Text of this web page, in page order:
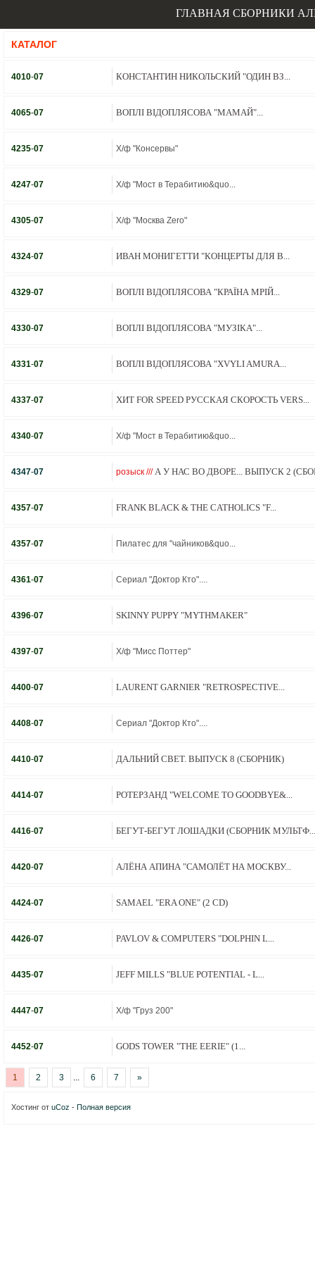
ГЛАВНАЯ СБОРНИКИ
КАТАЛОГ
4010-07 КОНСТАНТИН НИКОЛЬСКИЙ "ОДИН ВЗ...
4065-07 ВОПЛI ВIДОПЛЯСОВА "МАМАЙ"...
4235-07 Х/ф "Консервы"
4247-07 Х/ф "Мост в Терабитию&quo...
4305-07 Х/ф "Москва Zero"
4324-07 ИВАН МОНИГЕТТИ "КОНЦЕРТЫ ДЛЯ В...
4329-07 ВОПЛI ВIДОПЛЯСОВА "КРАЇНА МРІЙ...
4330-07 ВОПЛI ВIДОПЛЯСОВА "МУЗІКА"...
4331-07 ВОПЛI ВIДОПЛЯСОВА "XVYLI AMURA...
4337-07 ХИТ FOR SPEED РУССКАЯ СКОРОСТЬ VERS...
4340-07 Х/ф "Мост в Терабитию&quo...
4347-07 розыск ///А У НАС ВО ДВОРЕ... ВЫПУСК 2
4357-07 FRANK BLACK & THE CATHOLICS "F...
4357-07 Пилатес для "чайников&quo...
4361-07 Сериал "Доктор Кто"....
4396-07 SKINNY PUPPY "MYTHMAKER"
4397-07 Х/ф "Мисс Поттер"
4400-07 LAURENT GARNIER "RETROSPECTIVE...
4408-07 Сериал "Доктор Кто"....
4410-07 ДАЛЬНИЙ СВЕТ. ВЫПУСК 8 (СБОРНИК)
4414-07 РОТЕРЗАНД "WELCOME TO GOODBYE&...
4416-07 БЕГУТ-БЕГУТ ЛОШАДКИ (СБОРНИК МУЛЬТФ...
4420-07 АЛЁНА АПИНА "САМОЛЁТ НА МОСКВУ...
4424-07 SAMAEL "ERA ONE" (2 CD)
4426-07 PAVLOV & COMPUTERS ‎"DOLPHIN L...
4435-07 JEFF MILLS "BLUE POTENTIAL - L...
4447-07 Х/ф "Груз 200"
4452-07 GODS TOWER "THE EERIE" (1...
1 2 3 ... 6 7 »
Хостинг от uCoz - Полная версия